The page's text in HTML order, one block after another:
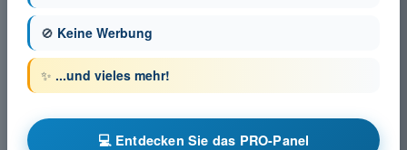
🚫 Keine Werbung
✨ ...und vieles mehr!
💻 Entdecken Sie das PRO-Panel